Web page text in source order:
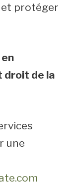
protéger
droit de la
une